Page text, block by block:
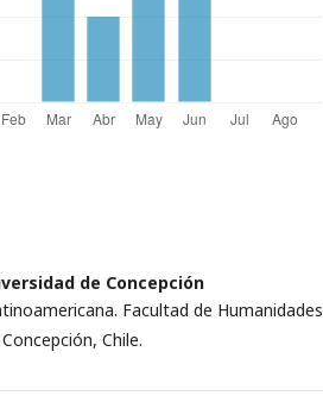
de Concepción
Facultad de Humanidades
Chile.